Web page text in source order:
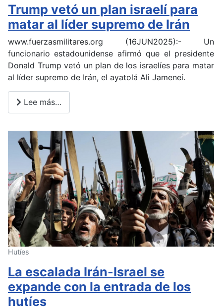
Trump vetó un plan israelí para
matar al líder supremo de Irán
www.fuerzasmilitares.org (16JUN2025):- Un
funcionario estadounidense afirmó que el presidente
Donald Trump vetó un plan de los israelíes para matar
al líder supremo de Irán, el ayatolá Ali Jameneí.
Lee más…
Hutíes
La escalada Irán-Israel se
expande con la entrada de los
hutíes